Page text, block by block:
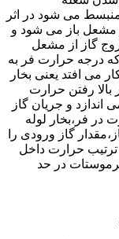
می شود در اثر
مشعل باز می شود و
گاز از مشعل
درجه حرارت فر به
می افتد یعنی بخار
رفتن حرارت
و جریان گاز
در فر،بخار لوله
گاز ورودی را
ترتیب حرارت داخل
در حد